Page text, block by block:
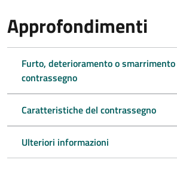
Approfondimenti
Furto, deterioramento o
contrassegno
Caratteristiche del contrassegno
Ulteriori informazioni